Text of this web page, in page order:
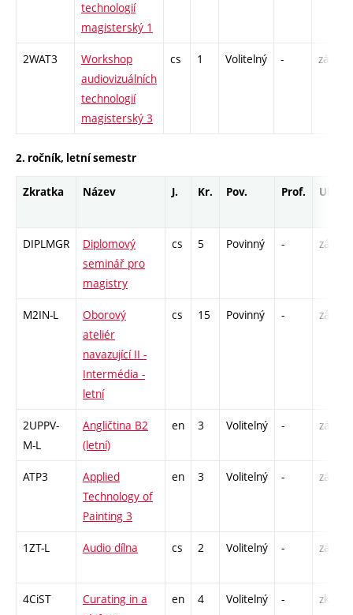
technologií
magisterský 1
2WAT3
Workshop
audiovizuálních
technologií
magisterský 3
cs 1 Volitelný - zá
2. ročník, letní semestr
Zkratka Název J. Kr. Pov. Prof. Uk.
DIPLMGR
Diplomový
seminář pro
magistry
cs 5 Povinný - zá
M2IN-L
Oborový
ateliér
navazující II -
Intermédia -
letní
cs 15 Povinný - zá
2UPPV-
M-L
Angličtina B2
(letní)
en 3 Volitelný - zá,zk
ATP3
Applied
Technology of
Painting 3
en 3 Volitelný - zá
1ZT-L Audio dílna cs 2 Volitelný - zá
4CiST
Curating in a
en 4 Volitelný - zk